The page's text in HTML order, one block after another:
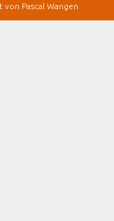
Pascal Wangen